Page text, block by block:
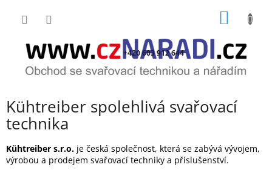
+420 603 912 644
Kühtreiber spolehlivá svařovací
technika
Kühtreiber s.r.o. je česká společnost, která se zabývá vývojem,
výrobou a prodejem svařovací techniky a příslušenství.